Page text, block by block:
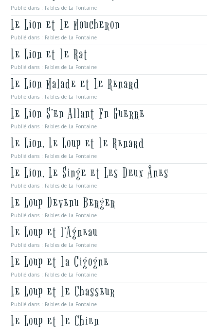
Publié dans : Fables de La Fontaine
Le Lion et Le Moucheron
Publié dans : Fables de La Fontaine
Le Lion et Le Rat
Publié dans : Fables de La Fontaine
Le Lion Malade et Le Renard
Publié dans : Fables de La Fontaine
Le Lion S’en Allant En Guerre
Publié dans : Fables de La Fontaine
Le Lion, Le Loup et Le Renard
Publié dans : Fables de La Fontaine
Le Lion, Le Singe et Les Deux Ânes
Publié dans : Fables de La Fontaine
Le Loup Devenu Berger
Publié dans : Fables de La Fontaine
Le Loup et l’Agneau
Publié dans : Fables de La Fontaine
Le Loup et La Cigogne
Publié dans : Fables de La Fontaine
Le Loup et Le Chasseur
Publié dans : Fables de La Fontaine
Le Loup et Le Chien